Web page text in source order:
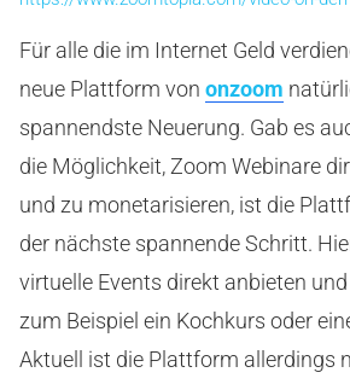
Für alle die im Internet Geld
neue Plattform von onzoom
spannendste Neuerung. Gab es
die Möglichkeit, Zoom Webinare
und zu monetarisieren, ist die
der nächste spannende Schritt.
virtuelle Events direkt anbieten
zum Beispiel ein Kochkurs oder
Aktuell ist die Plattform allerdings